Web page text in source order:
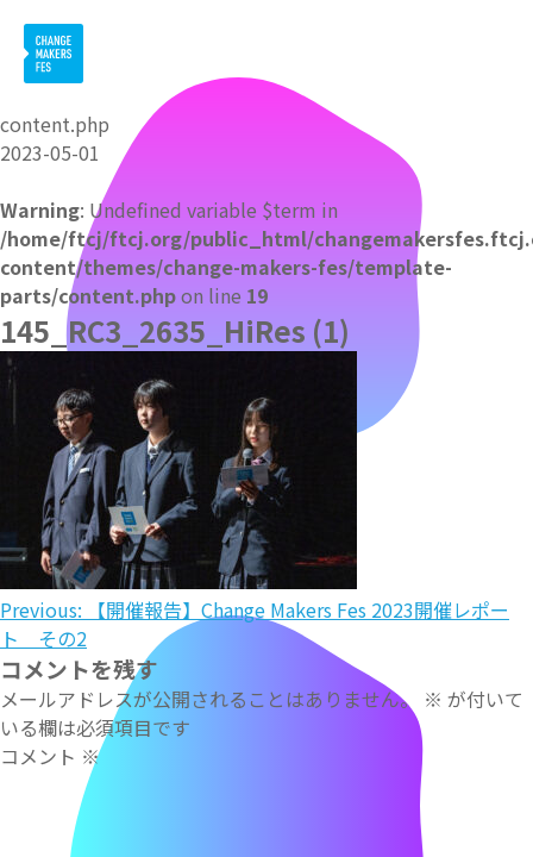
content.php
2023-05-01
Warning: Undefined variable $term in
/home/ftcj/ftcj.org/public_html/
content/themes/change-makers-fes/template-
parts/content.phpon line 19
145_RC3_2635_HiRes (1)
投
稿
ナ
ビ
Previous:
【開催報告】Change Makers Fes 2023開催レポー
ト その2
コメントを残す
メールアドレスが公開されることはありません。 ※ が付いて
いる欄は必須項目です
コメント ※